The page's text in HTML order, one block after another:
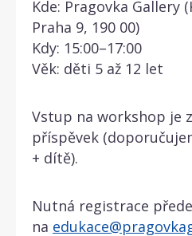
Kde: Pragovka Gallery
Praha 9, 190 00)
Kdy: 15:00–17:00
Věk: děti 5 až 12 let
Vstup na workshop je
příspěvek
+ dítě).
Nutná registrace
na